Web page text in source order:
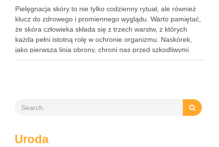
Pielęgnacja skóry to nie tylko codzienny rytuał, ale również
klucz do zdrowego i promiennego wyglądu. Warto pamiętać,
że skóra człowieka składa się z trzech warstw, z których
każda pełni istotną rolę w ochronie organizmu. Naskórek,
jako pierwsza linia obrony, chroni nas przed szkodliwymi
czynnikami zewnętrznymi, a nawilżająca skóra właściwa,
Uroda